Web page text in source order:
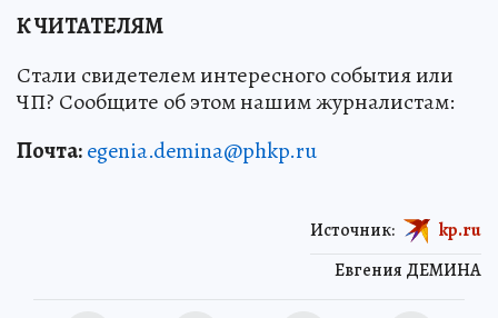
К ЧИТАТЕЛЯМ
Стали свидетелем интересного события или
ЧП? Сообщите об этом нашим журналистам:
Почта:egenia.demina@phkp.ru
Евгения ДЕМИНА
Источник: kp.ru